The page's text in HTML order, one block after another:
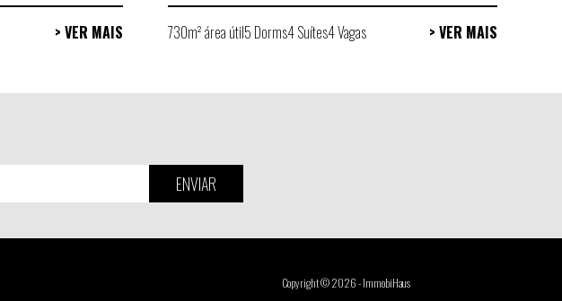
> VER MAIS 730m² área útil5 Dorms4 Suítes4 Vagas > VER MAIS
ENVIAR
Copyright © 2026 - ImmobiHaus